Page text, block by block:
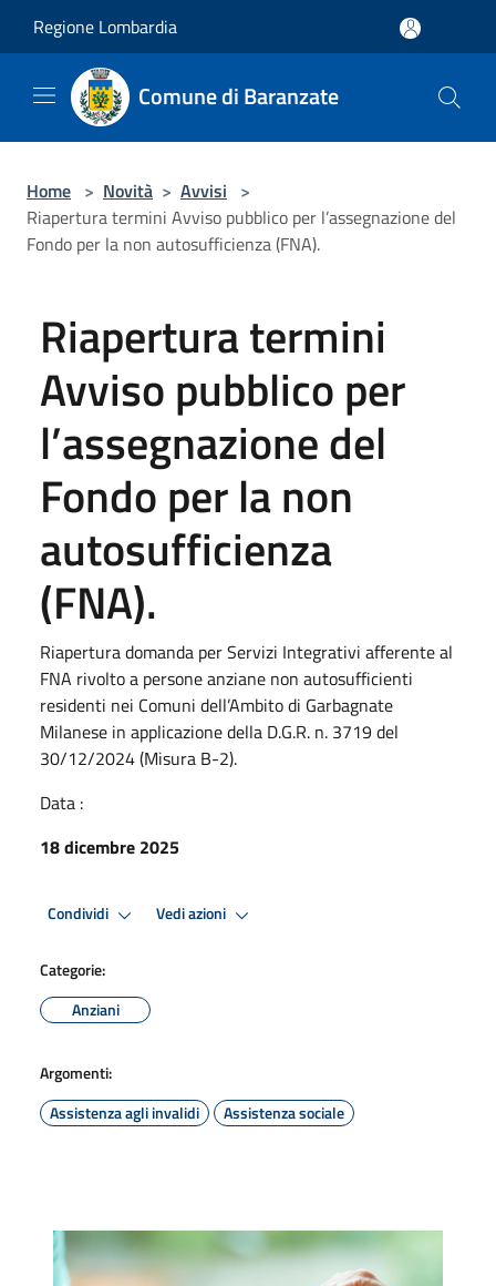
Regione Lombardia
Comune di Baranzate
Home > Novità > Avvisi >
Riapertura termini Avviso pubblico per l’assegnazione del
Fondo per la non autosufficienza (FNA).
Riapertura termini
Avviso pubblico per
l’assegnazione del
Fondo per la non
autosufficienza
(FNA).
Riapertura domanda per Servizi Integrativi afferente al
FNA rivolto a persone anziane non autosufficienti
residenti nei Comuni dell’Ambito di Garbagnate
Milanese in applicazione della D.G.R. n. 3719 del
30/12/2024 (Misura B-2).
Data :
18 dicembre 2025
Condividi Vedi azioni
Categorie:
Anziani
Argomenti:
Assistenza agli invalidi
Assistenza sociale